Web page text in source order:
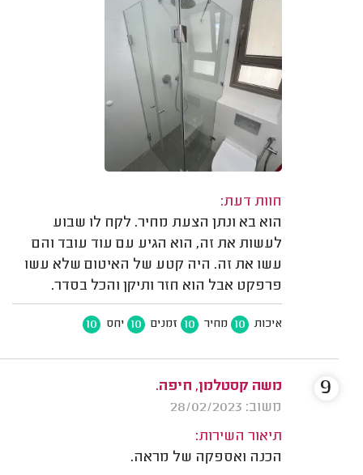
חוות דעת:
הוא בא ונתן הצעת מחיר. לקח לו שבוע
לעשות את זה, הוא הגיע עם עוד עובד והם
עשו את זה. היה קטע של האיטום שלא עשו
פרפקט אבל הוא חזר ותיקן והכל בסדר.
איכות 10 מחיר 10 זמנים 10 יחס 10
משה קסטלמן, חיפה.
משוב: 28/02/2023
תיאור השירות:
הכנה ואספקה של מראה.
9